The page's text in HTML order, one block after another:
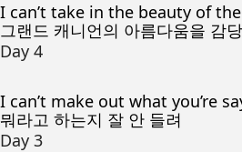
I can’t take in the beauty of
그랜드 캐니언의 아름다움을 감
Day 4
I can’t make out what you’re
뭐라고 하는지 잘 안 들려
Day 3